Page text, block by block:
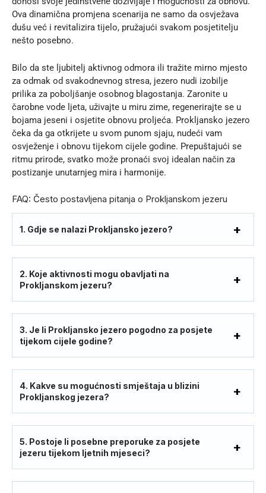
Ova dinamična promjena scenarija ne samo da osvježava
dušu već i revitalizira tijelo, pružajući svakom posjetitelju
nešto posebno.
Bilo da ste ljubitelj aktivnog odmora ili tražite mirno mjesto
za odmak od svakodnevnog stresa, jezero nudi izobilje
prilika za poboljšanje osobnog blagostanja. Zaronite u
čarobne vode ljeta, uživajte u miru zime, regenerirajte se u
bojama jeseni i osjetite obnovu proljeća. Prokljansko jezero
čeka da ga otkrijete u svom punom sjaju, nudeći vam
osvježenje i obnovu tijekom cijele godine. Prepuštajući se
ritmu prirode, svatko može pronaći svoj idealan način za
postizanje unutarnjeg mira i harmonije.
FAQ: Često postavljena pitanja o Prokljanskom jezeru
1. Gdje se nalazi Prokljansko jezero?
2. Koje aktivnosti mogu obavljati na
Prokljanskom jezeru?
3. Je li Prokljansko jezero pogodno za posjete
tijekom cijele godine?
4. Kakve su mogućnosti smještaja u blizini
Prokljanskog jezera?
5. Postoje li posebne preporuke za posjete
jezeru tijekom ljetnih mjeseci?